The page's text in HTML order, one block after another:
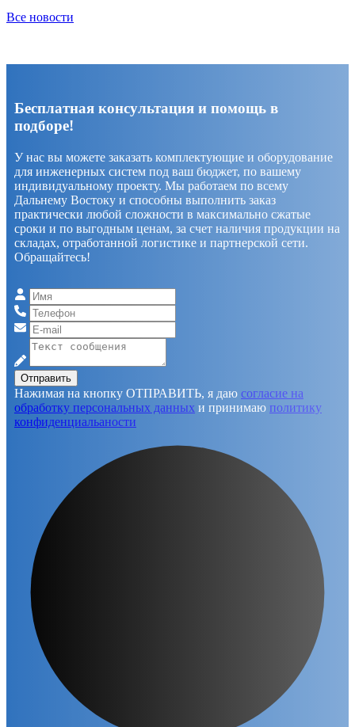
Все новости
Бесплатная консультация и помощь в
подборе!
У нас вы можете заказать комплектующие и оборудование
для инженерных систем под ваш бюджет, по вашему
индивидуальному проекту. Мы работаем по всему
Дальнему Востоку и способны выполнить заказ
практически любой сложности в максимально сжатые
сроки и по выгодным ценам, за счет наличия продукции на
складах, отработанной логистике и партнерской сети.
Обращайтесь!
Отправить
Нажимая на кнопку ОТПРАВИТЬ, я даю согласие на
обработку персональных данных и принимаю политику
конфиденциальаности